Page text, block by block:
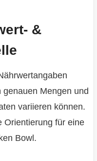
&
Mengen und
variieren können.
Orientierung für eine
Bowl.